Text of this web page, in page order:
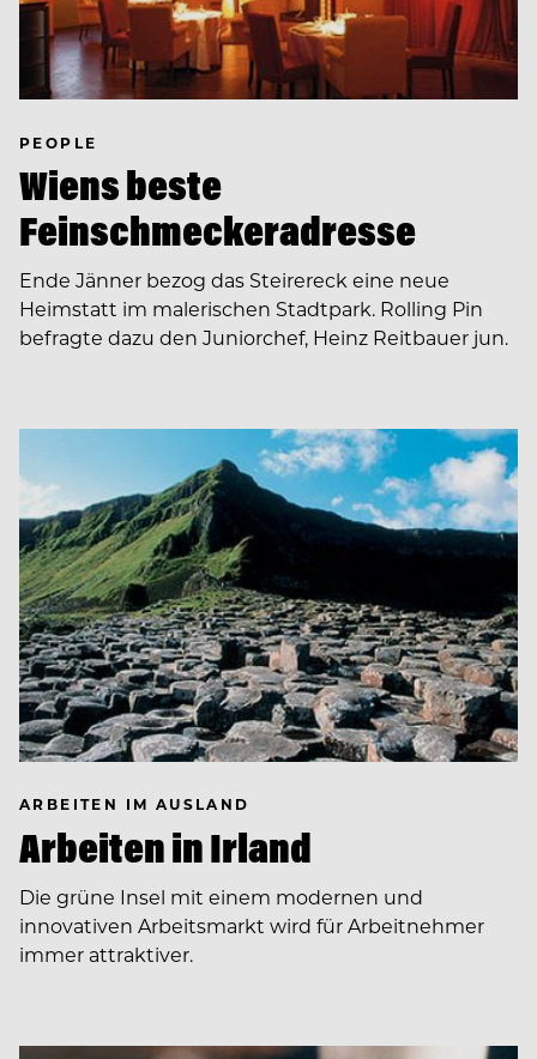
PEOPLE
Wiens beste
Feinschmeckeradresse
Ende Jänner bezog das Steirereck eine neue
Heimstatt im malerischen Stadtpark. Rolling Pin
befragte dazu den Juniorchef, Heinz Reitbauer jun.
ARBEITEN IM AUSLAND
Arbeiten in Irland
Die grüne Insel mit einem modernen und
innovativen Arbeitsmarkt wird für Arbeitnehmer
immer attraktiver.